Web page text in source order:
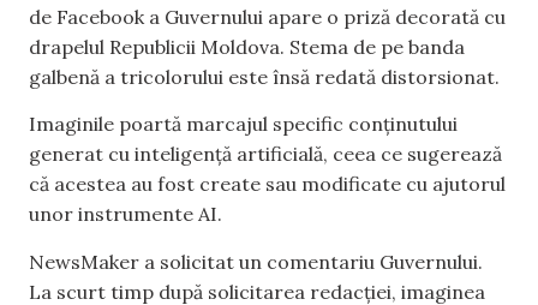
de Facebook a Guvernului apare o priză decorată cu
drapelul Republicii Moldova. Stema de pe banda
galbenă a tricolorului este însă redată distorsionat.
Imaginile poartă marcajul specific conținutului
generat cu inteligență artificială, ceea ce sugerează
că acestea au fost create sau modificate cu ajutorul
unor instrumente AI.
NewsMaker a solicitat un comentariu Guvernului.
La scurt timp după solicitarea redacției, imaginea